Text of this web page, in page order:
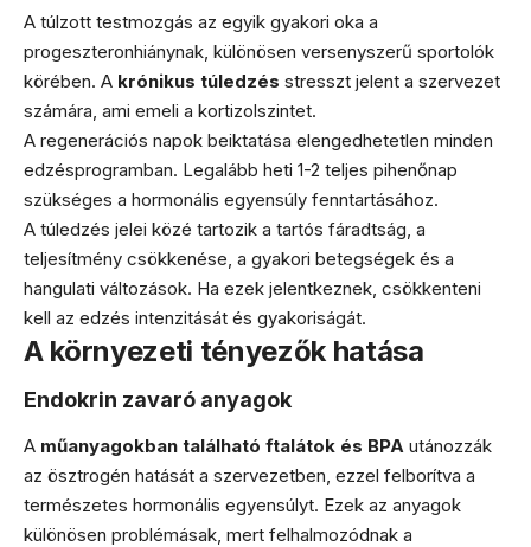
A túlzott testmozgás az egyik gyakori oka a
progeszteronhiánynak, különösen versenyszerű sportolók
körében. A krónikus túledzés stresszt jelent a szervezet
számára, ami emeli a kortizolszintet.
A regenerációs napok beiktatása elengedhetetlen minden
edzésprogramban. Legalább heti 1-2 teljes pihenőnap
szükséges a hormonális egyensúly fenntartásához.
A túledzés jelei közé tartozik a tartós fáradtság, a
teljesítmény csökkenése, a gyakori betegségek és a
hangulati változások. Ha ezek jelentkeznek, csökkenteni
kell az edzés intenzitását és gyakoriságát.
A környezeti tényezők hatása
Endokrin zavaró anyagok
A műanyagokban található ftalátok és BPA utánozzák
az ösztrogén hatását a szervezetben, ezzel felborítva a
természetes hormonális egyensúlyt. Ezek az anyagok
különösen problémásak, mert felhalmozódnak a